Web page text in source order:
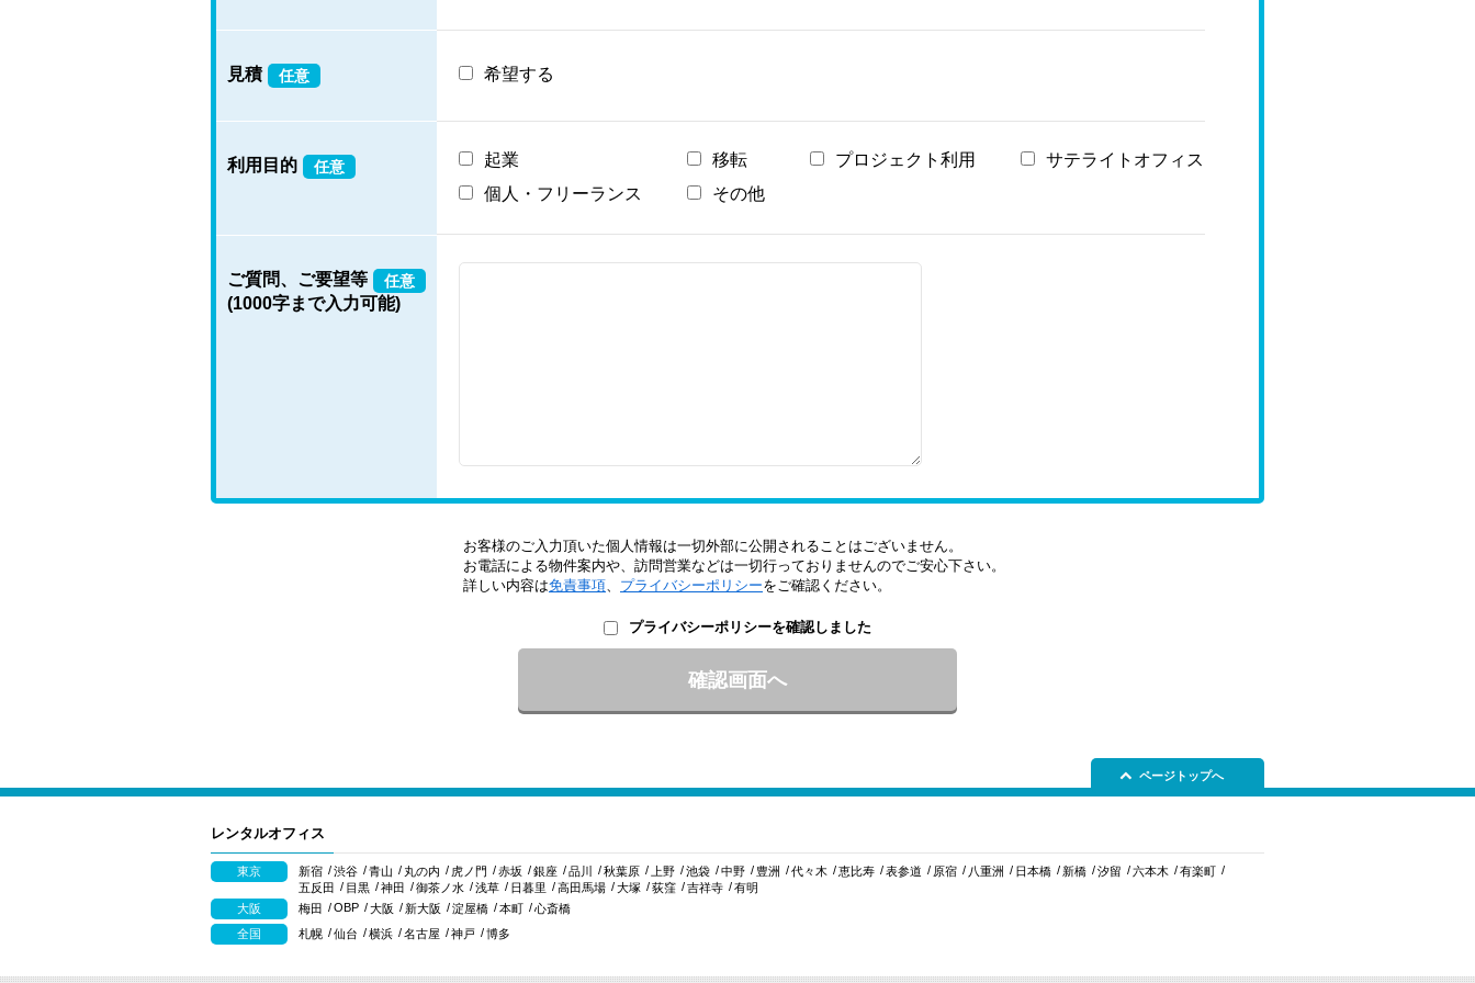
見積 任意 希望する
利用目的 任意 起業 移転 プロジェクト利用
サテライトオフィス
個人・フリーランス
その他
ご質問、ご要望等 任意
(1000字まで入力可能)
お客様のご入力頂いた個人情報は一切外部に公開されることはございません。
お電話による物件案内や、訪問営業などは一切行っておりませんのでご安心下さい。
詳しい内容は免責事項、 プライバシーポリシーをご確認ください。
プライバシーポリシーを確認しました
ページトップへ
レンタルオフィス
東京 新宿 渋谷 青山 丸の内 虎ノ門 赤坂 銀座 品川 秋葉原 上野 池袋 中野 豊洲 代々木 恵比寿 表参道 原宿 八重洲 日本橋 新橋 汐留 六本木
有楽町
五反田
目黒 神田 御茶ノ水 浅草 日暮里 高田馬場 大塚 荻窪 吉祥寺
有明
大阪
梅田 OBP 大阪 新大阪 淀屋橋 本町
心斎橋
全国
札幌 仙台 横浜 名古屋 神戸 博多